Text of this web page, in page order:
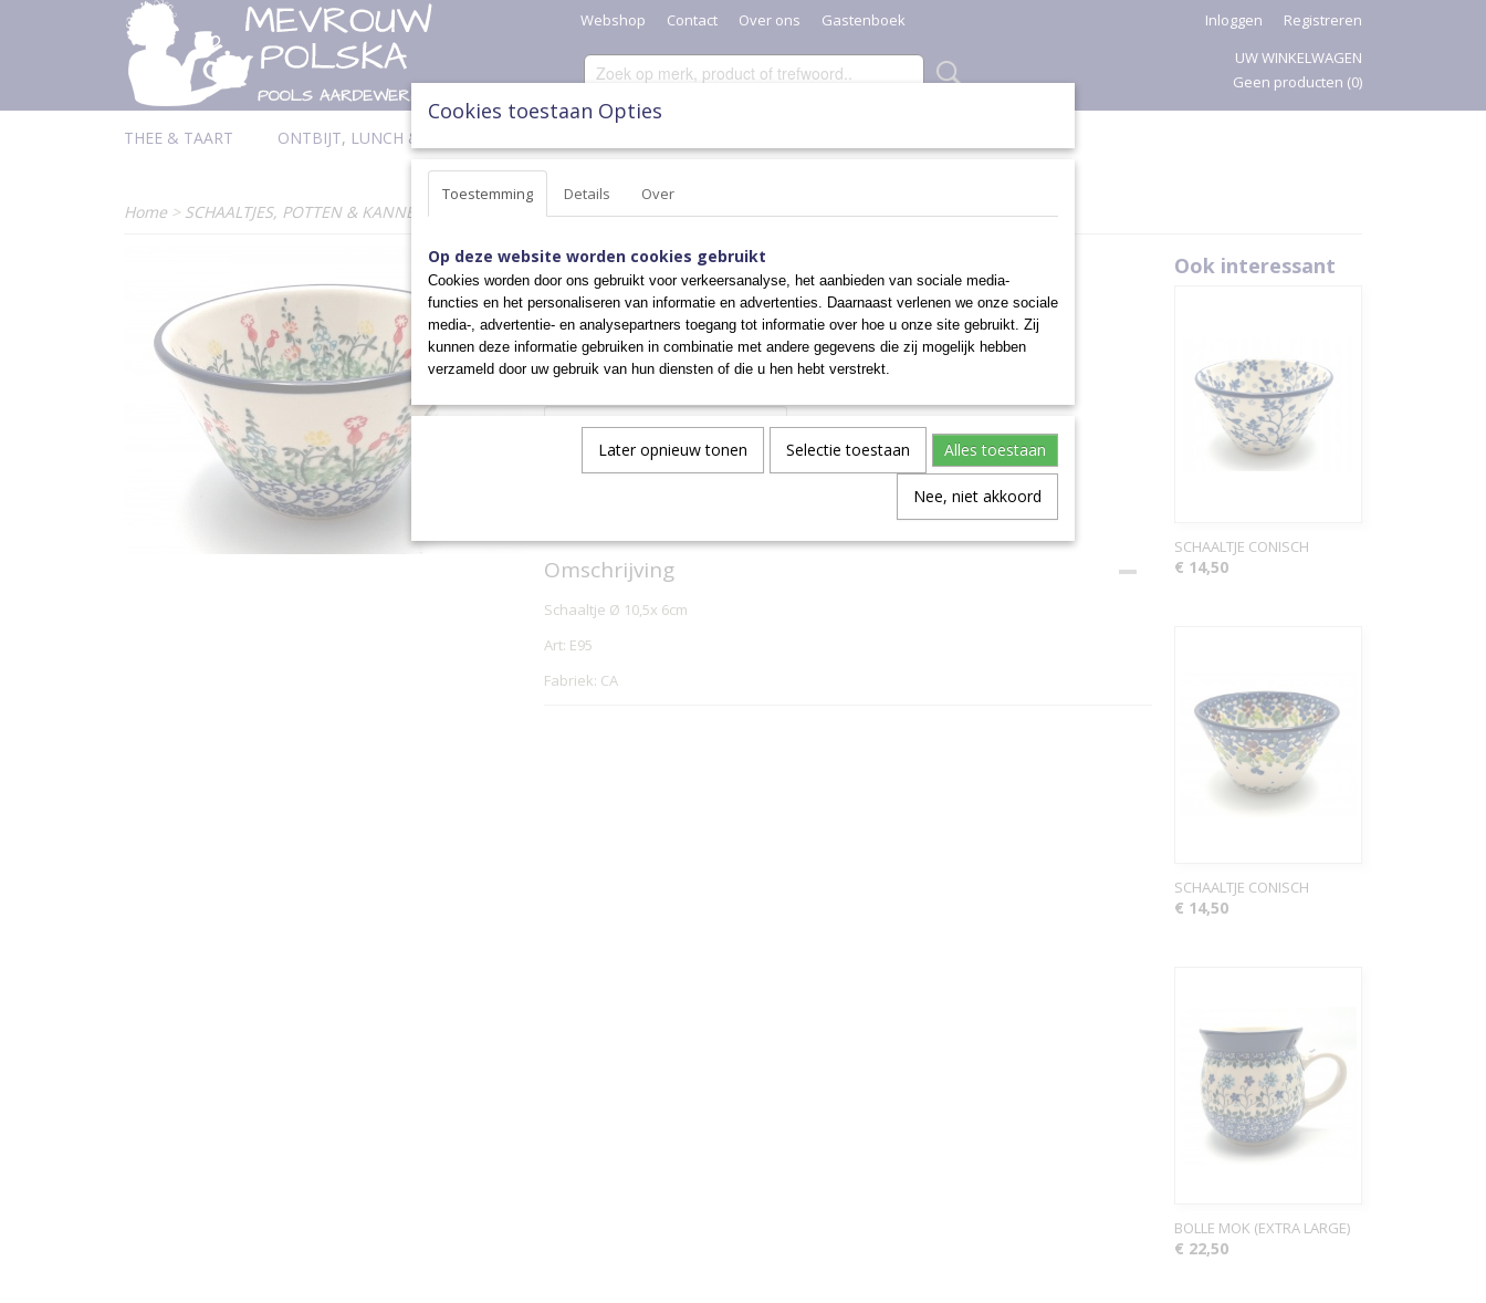
Webshop Contact Over ons Gastenboek Inloggen
Registreren
UW WINKELWAGEN
Geen producten (0)
THEE & TAART ONTBIJT, LUNCH & DINER
Home > SCHAALTJES, POTTEN & KANNEN > >SCHAALTJE CONISCH>SCHAALTJE CONISCH
SCHAALTJE CONISCH
€ 14,50
✓Op voorraad
Omschrijving
Schaaltje Ø 10,5x 6cm
Art: E95
Fabriek: CA
Ook interessant
SCHAALTJE CONISCH
€ 14,50
SCHAALTJE CONISCH
€ 14,50
BOLLE MOK (EXTRA LARGE)
€ 22,50
Cookies toestaan Opties
Toestemming Details Over
Op deze website worden cookies gebruikt
Cookies worden door ons gebruikt voor verkeersanalyse, het aanbieden van sociale media-
functies en het personaliseren van informatie en advertenties. Daarnaast verlenen we onze sociale
media-, advertentie- en analysepartners toegang tot informatie over hoe u onze site gebruikt. Zij
kunnen deze informatie gebruiken in combinatie met andere gegevens die zij mogelijk hebben
verzameld door uw gebruik van hun diensten of die u hen hebt verstrekt.
Later opnieuw tonen Selectie toestaan Alles toestaan
Nee, niet akkoord